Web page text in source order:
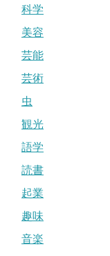
科学
美容
芸能
芸術
虫
観光
語学
読書
起業
趣味
音楽